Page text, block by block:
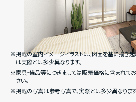
※掲載の室内イメージイラストは、図面を基に描き起
は実際とは多少異なります。
※家具・備品等につきましては販売価格に含まれて
さい。
※掲載の写真は参考写真で、実際とは多少異なります